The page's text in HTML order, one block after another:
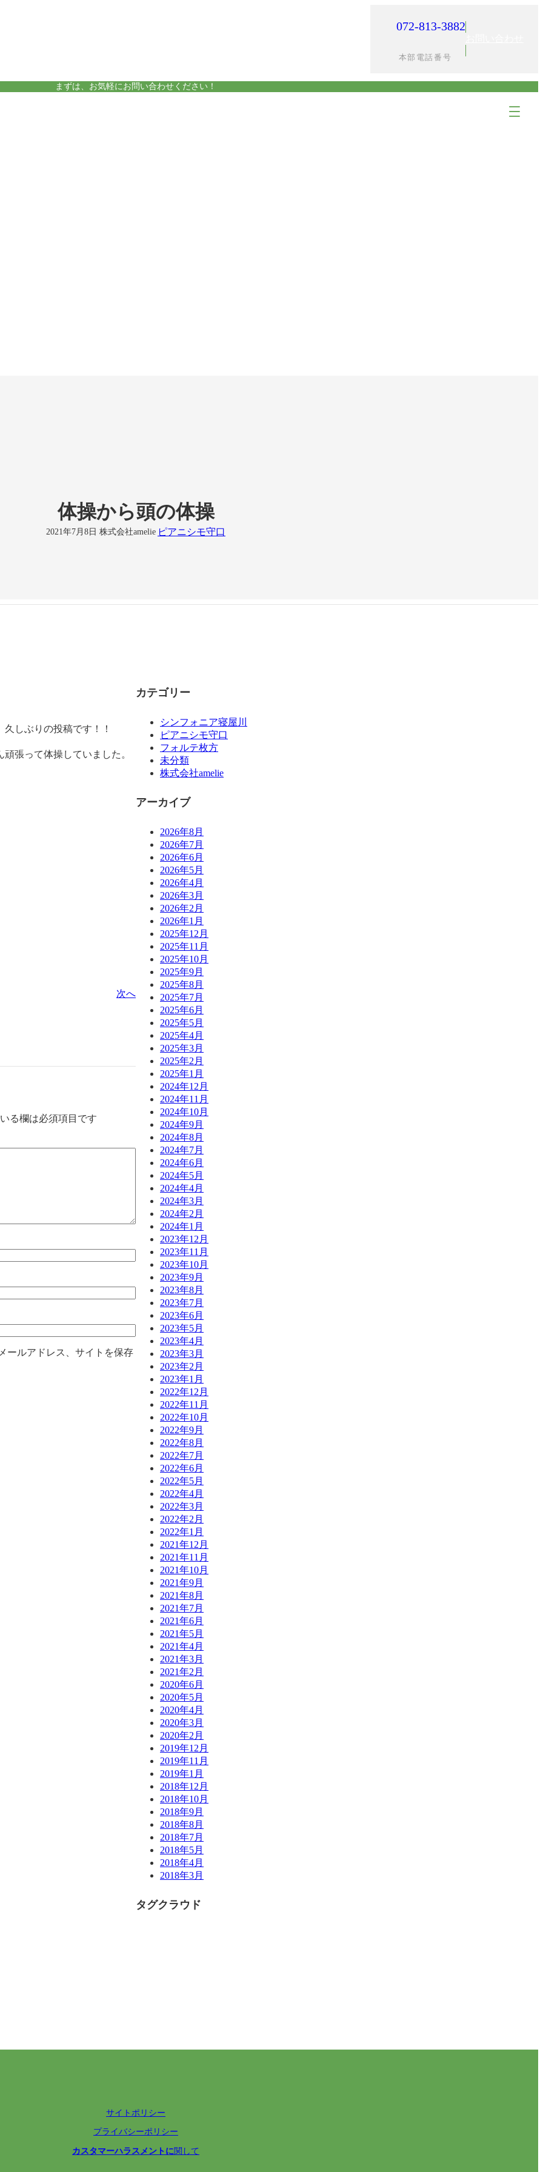
072-813-3882
本部電話番号
まずは、お気軽にお問い合わせください！
体操から頭の体操
2021年7月8日 株式会社amelie ピアニシモ守口
しぶりの投稿です！！
張って体操していました。
次へ
る欄は必須項目です
ールアドレス、サイトを保存
カテゴリー
シンフォニア寝屋川
ピアニシモ守口
フォルテ枚方
未分類
株式会社amelie
アーカイブ
2026年8月
2026年7月
2026年6月
2026年5月
2026年4月
2026年3月
2026年2月
2026年1月
2025年12月
2025年11月
2025年10月
2025年9月
2025年8月
2025年7月
2025年6月
2025年5月
2025年4月
2025年3月
2025年2月
2025年1月
2024年12月
2024年11月
2024年10月
2024年9月
2024年8月
2024年7月
2024年6月
2024年5月
2024年4月
2024年3月
2024年2月
2024年1月
2023年12月
2023年11月
2023年10月
2023年9月
2023年8月
2023年7月
2023年6月
2023年5月
2023年4月
2023年3月
2023年2月
2023年1月
2022年12月
2022年11月
2022年10月
2022年9月
2022年8月
2022年7月
2022年6月
2022年5月
2022年4月
2022年3月
2022年2月
2022年1月
2021年12月
2021年11月
2021年10月
2021年9月
2021年8月
2021年7月
2021年6月
2021年5月
2021年4月
2021年3月
2021年2月
2020年6月
2020年5月
2020年4月
2020年3月
2020年2月
2019年12月
2019年11月
2019年1月
2018年12月
2018年10月
2018年9月
2018年8月
2018年7月
2018年5月
2018年4月
2018年3月
タグクラウド
サイトポリシー
プライバシーポリシー
カスタマーハラスメントに関して